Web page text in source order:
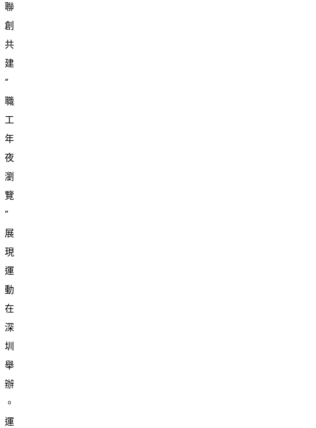
聯
創
共
建
“
職
工
年
夜
瀏
覽
”
展
現
運
動
在
深
圳
舉
辦
。
運